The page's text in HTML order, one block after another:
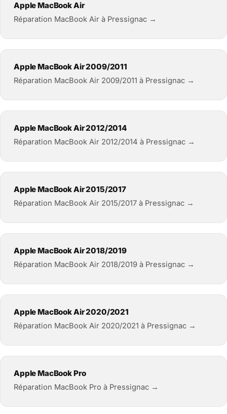
Apple MacBook Air
Réparation MacBook Air à Pressignac →
Apple MacBook Air 2009/2011
Réparation MacBook Air 2009/2011 à Pressignac →
Apple MacBook Air 2012/2014
Réparation MacBook Air 2012/2014 à Pressignac →
Apple MacBook Air 2015/2017
Réparation MacBook Air 2015/2017 à Pressignac →
Apple MacBook Air 2018/2019
Réparation MacBook Air 2018/2019 à Pressignac →
Apple MacBook Air 2020/2021
Réparation MacBook Air 2020/2021 à Pressignac →
Apple MacBook Pro
Réparation MacBook Pro à Pressignac →